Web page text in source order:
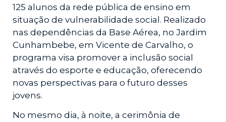
125 alunos da rede pública de ensino em
situação de vulnerabilidade social. Realizado
nas dependências da Base Aérea, no Jardim
Cunhambebe, em Vicente de Carvalho, o
programa visa promover a inclusão social
através do esporte e educação, oferecendo
novas perspectivas para o futuro desses
jovens.
No mesmo dia, à noite, a cerimônia de